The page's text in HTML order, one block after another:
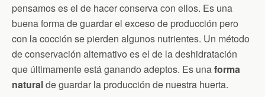
pensamos es el de hacer conserva con ellos. Es una
buena forma de guardar el exceso de producción pero
con la cocción se pierden algunos nutrientes. Un método
de conservación alternativo es el de la deshidratación
que últimamente está ganando adeptos. Es unaforma
naturalde guardar la producción de nuestra huerta.